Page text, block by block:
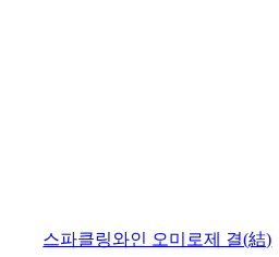
스파클링와인 오미로제 결(結)